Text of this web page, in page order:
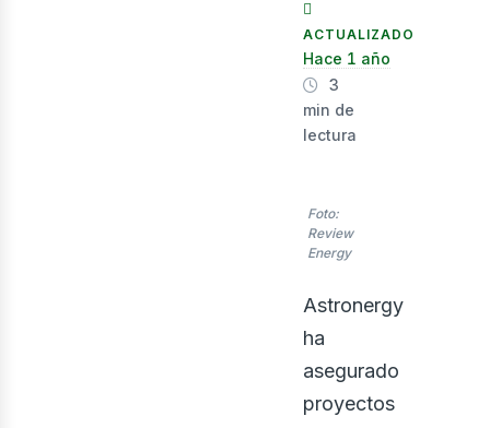
ACTUALIZADO
Hace 1 año
3
min de
lectura
Foto:
Review
Energy
Astronergy
ha
asegurado
proyectos